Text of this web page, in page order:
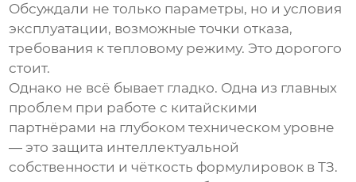
Обсуждали не только параметры, но и условия
эксплуатации, возможные точки отказа,
требования к тепловому режиму. Это дорогого
стоит.
Однако не всё бывает гладко. Одна из главных
проблем при работе с китайскими
партнёрами на глубоком техническом уровне
— это защита интеллектуальной
собственности и чёткость формулировок в ТЗ.